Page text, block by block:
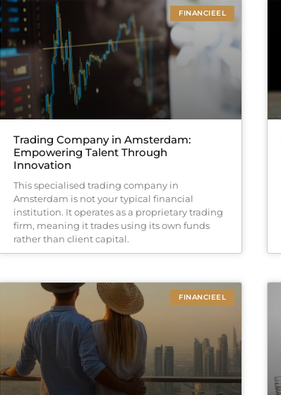
FINANCIEEL
Trading Company in Amsterdam:
Empowering Talent Through
Innovation
This specialised trading company in
Amsterdam is not your typical financial
institution. It operates as a proprietary trading
firm, meaning it trades using its own funds
rather than client capital.
FINANCIEEL